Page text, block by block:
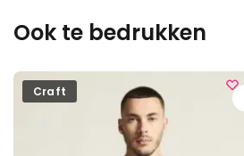
Ook te bedrukken
Craft